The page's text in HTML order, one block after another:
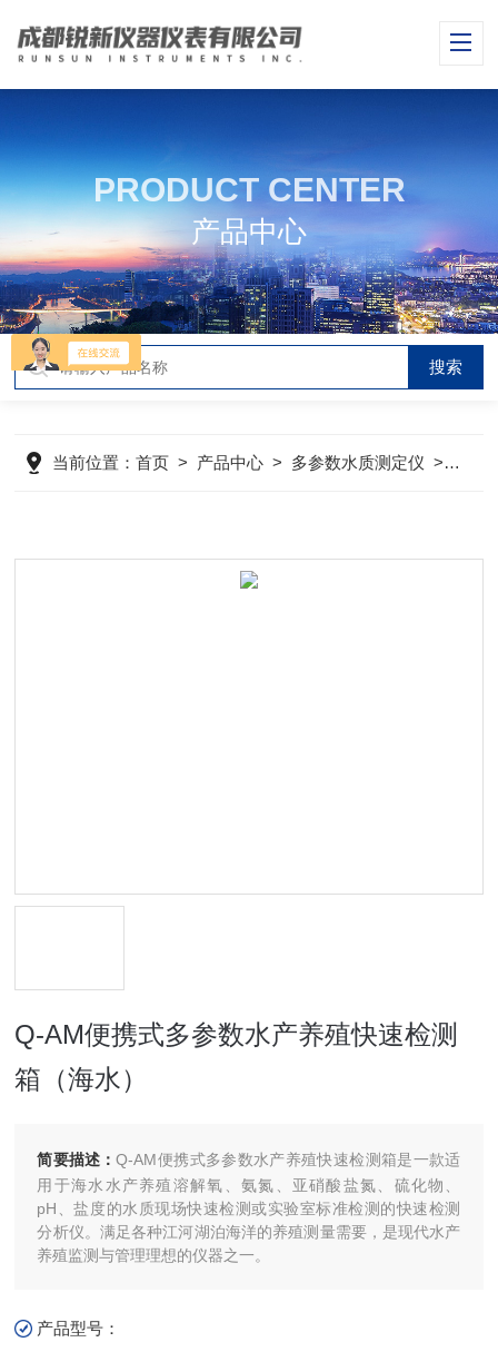
PRODUCT CENTER
产品中心
当前位置：首页 > 产品中心 > 多参数水质测定仪 > 便携
Q-AM便携式多参数水产养殖快速检测
箱（海水）
简要描述：Q-AM便携式多参数水产养殖快速检测箱是一款适
用于海水水产养殖溶解氧、氨氮、亚硝酸盐氮、硫化物、
pH、盐度的水质现场快速检测或实验室标准检测的快速检测
分析仪。满足各种江河湖泊海洋的养殖测量需要，是现代水产
养殖监测与管理理想的仪器之一。
产品型号：